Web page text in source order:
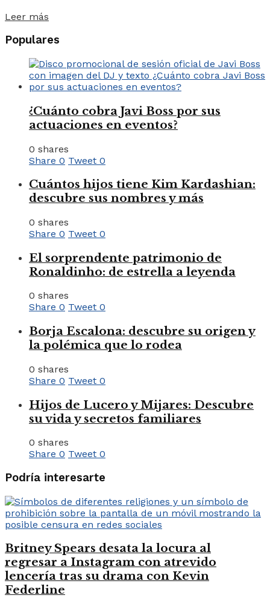
Leer más
Populares
¿Cuánto cobra Javi Boss por sus
actuaciones en eventos?
0 shares
Share 0 Tweet 0
Cuántos hijos tiene Kim Kardashian:
descubre sus nombres y más
0 shares
Share 0 Tweet 0
El sorprendente patrimonio de
Ronaldinho: de estrella a leyenda
0 shares
Share 0 Tweet 0
Borja Escalona: descubre su origen y
la polémica que lo rodea
0 shares
Share 0 Tweet 0
Hijos de Lucero y Mijares: Descubre
su vida y secretos familiares
0 shares
Share 0 Tweet 0
Podría interesarte
Britney Spears desata la locura al
regresar a Instagram con atrevido
lencería tras su drama con Kevin
Federline